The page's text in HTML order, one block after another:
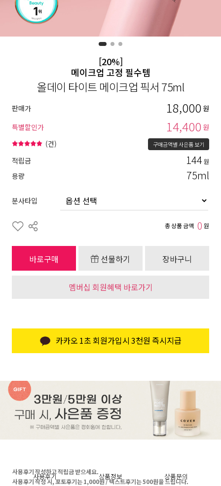
[20%]
메이크업 고정 필수템
올데이 타이트 메이크업 픽서 75ml
판매가 18,000 원
특별할인가
14,400 원
(건) 구매금액별 사은품 보기
적립금 144원
용량 75ml
분사타입
총 상품 금액 0 원
바로구매 선물하기 장바구니
멤버십 회원혜택 바로가기
카카오 1초 회원가입시 3천원 즉시지급
사용후기 상품정보 상품문의
사용후기 작성하고 적립금 받으세요.
사용후기 작성 시, 포토후기는 1,000원 / 텍스트후기는 500원을 드립니다.